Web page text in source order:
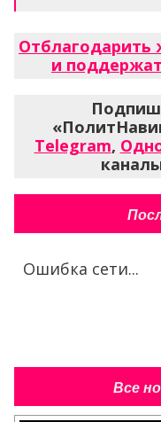
Отблагодарить
и
Telegram,
Ошибка сети...
Все